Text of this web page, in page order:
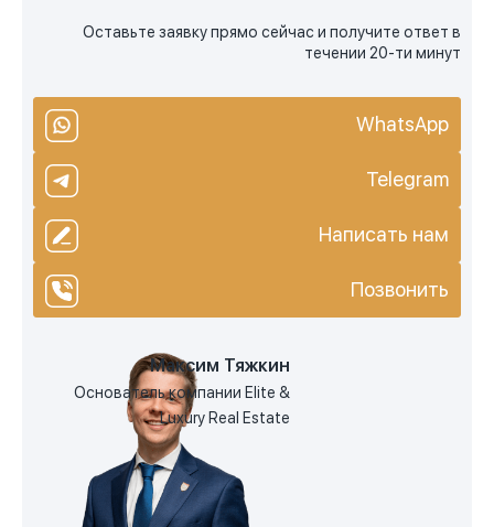
Оставьте заявку прямо сейчас и получите ответ в
течении 20-ти минут
WhatsApp
Telegram
Написать нам
Позвонить
Максим Тяжкин
Основатель компании Elite &
Luxury Real Estate